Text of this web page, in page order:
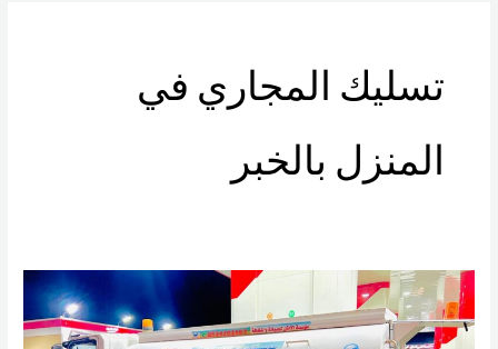
تسليك المجاري في
المنزل بالخبر
شركة
تسليك
مجاري